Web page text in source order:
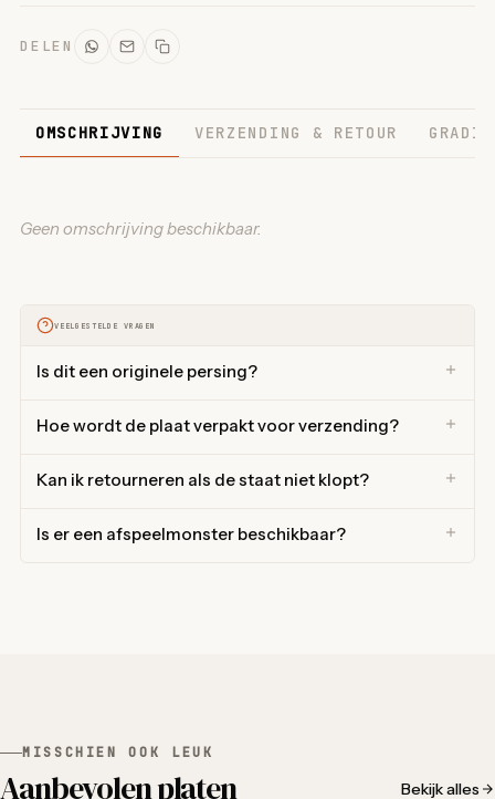
DELEN
OMSCHRIJVING VERZENDING & RETOUR
Geen omschrijving beschikbaar.
VEELGESTELDE VRAGEN
Is dit een originele persing?
Hoe wordt de plaat verpakt voor verzending?
Kan ik retourneren als de staat niet klopt?
Is er een afspeelmonster beschikbaar?
MISSCHIEN OOK LEUK
Aanbevolen platen Bekijk alles